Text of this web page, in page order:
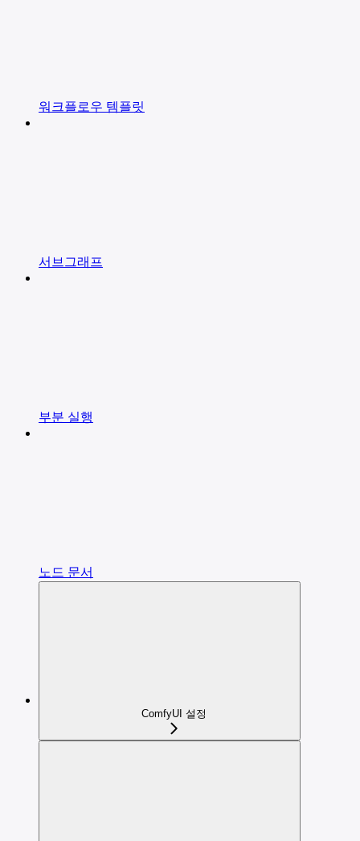
워크플로우 템플릿
서브그래프
부분 실행
노드 문서
ComfyUI 설정